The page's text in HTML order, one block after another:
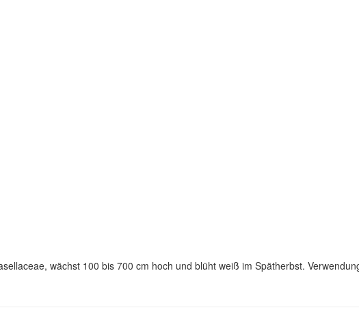
wächst 100 bis 700 cm hoch und blüht weiß im Spätherbst.